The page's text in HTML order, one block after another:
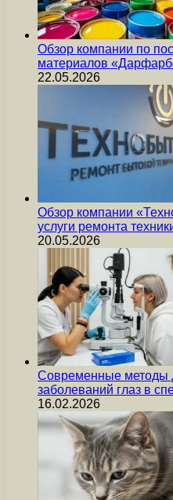
Обзор компании по
материалов
22.05.2026
Обзор компании
услуги ремонта
20.05.2026
Современные методы
заболеваний глаз в
16.02.2026